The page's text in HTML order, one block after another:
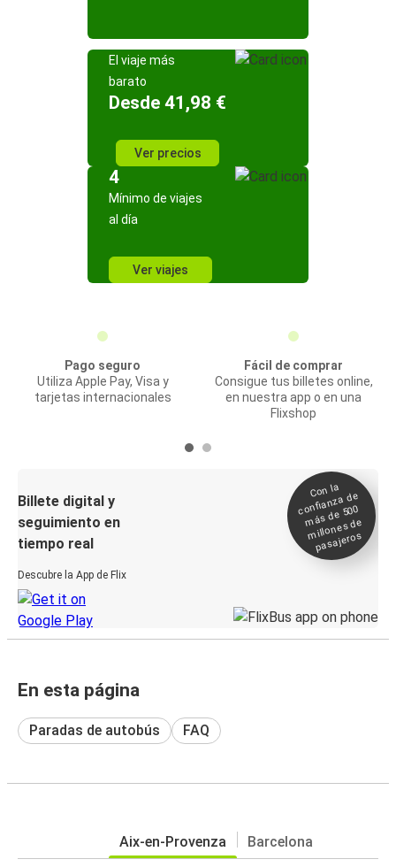
El viaje más
barato
Desde 41,98 €
Ver precios
4
Mínimo de viajes
al día
Ver viajes
Pago seguro
Utiliza Apple Pay, Visa y
tarjetas internacionales
Fácil de comprar
Consigue tus billetes online,
en nuestra app o en una
Flixshop
Billete digital y
seguimiento en
tiempo real
Descubre la App de Flix
Con la
confianza de
más de 500
millones de
pasajeros
En esta página
Paradas de autobús FAQ
Aix-en-Provenza Barcelona